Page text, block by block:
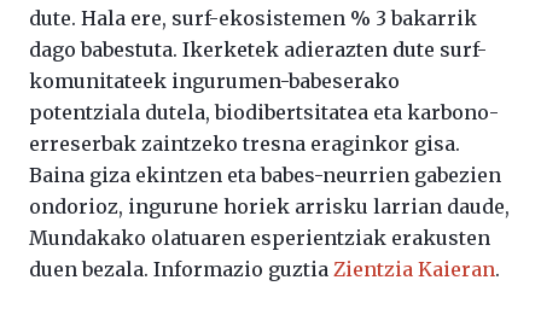
dute. Hala ere, surf-ekosistemen % 3 bakarrik
dago babestuta. Ikerketek adierazten dute surf-
komunitateek ingurumen-babeserako
potentziala dutela, biodibertsitatea eta karbono-
erreserbak zaintzeko tresna eraginkor gisa.
Baina giza ekintzen eta babes-neurrien gabezien
ondorioz, ingurune horiek arrisku larrian daude,
Mundakako olatuaren esperientziak erakusten
duen bezala. Informazio guztia Zientzia Kaieran.